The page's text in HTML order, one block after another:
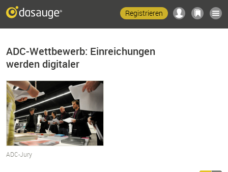
Registrieren
ADC-Wettbewerb: Einreichungen
werden digitaler
ADC-Jury